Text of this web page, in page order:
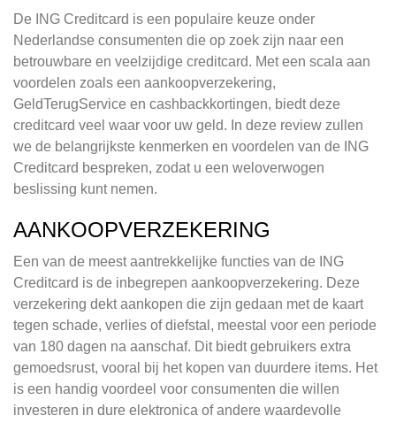
De ING Creditcard is een populaire keuze onder
Nederlandse consumenten die op zoek zijn naar een
betrouwbare en veelzijdige creditcard. Met een scala aan
voordelen zoals een aankoopverzekering,
GeldTerugService en cashbackkortingen, biedt deze
creditcard veel waar voor uw geld. In deze review zullen
we de belangrijkste kenmerken en voordelen van de ING
Creditcard bespreken, zodat u een weloverwogen
beslissing kunt nemen.
AANKOOPVERZEKERING
Een van de meest aantrekkelijke functies van de ING
Creditcard is de inbegrepen aankoopverzekering. Deze
verzekering dekt aankopen die zijn gedaan met de kaart
tegen schade, verlies of diefstal, meestal voor een periode
van 180 dagen na aanschaf. Dit biedt gebruikers extra
gemoedsrust, vooral bij het kopen van duurdere items. Het
is een handig voordeel voor consumenten die willen
investeren in dure elektronica of andere waardevolle